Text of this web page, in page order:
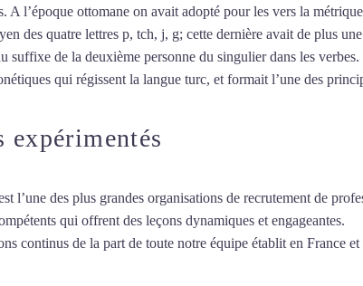
A l’époque ottomane on avait adopté pour les vers la
des quatre lettres p, tch, j, g; cette dernière avait de plus
suffixe de la deuxième personne du singulier dans les
qui régissent la langue turc, et formait l’une des
expérimentés
l’une des plus grandes organisations de recrutement de
qui offrent des leçons dynamiques et engageantes.
continus de la part de toute notre équipe établit en France et